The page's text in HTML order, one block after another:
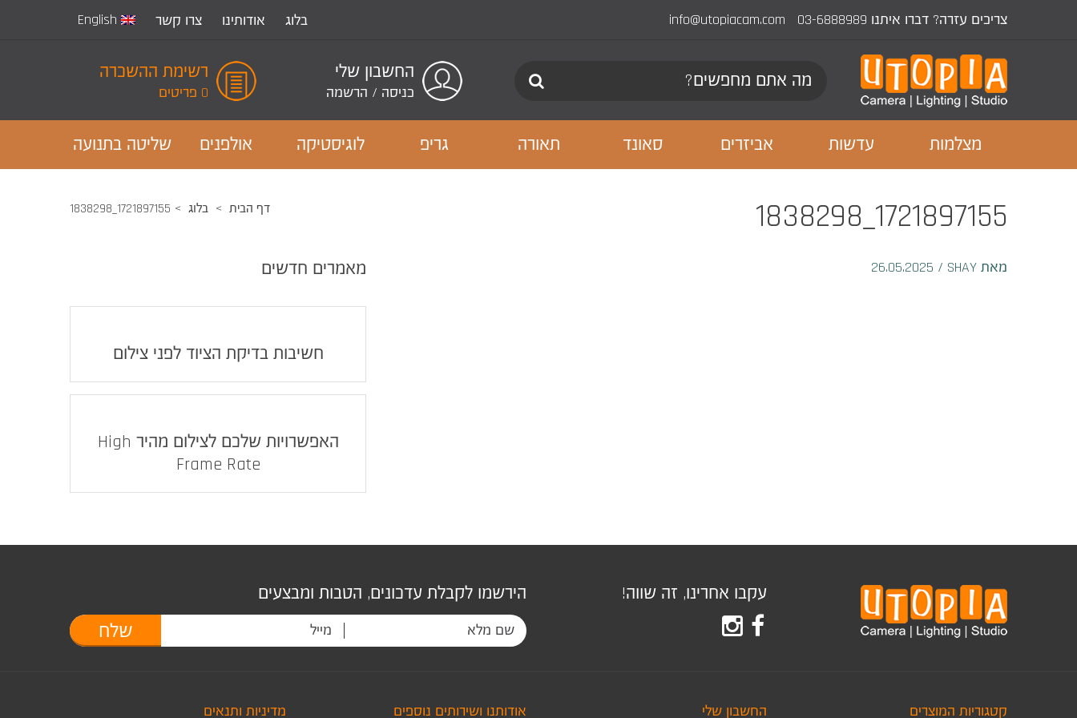
צריכים עזרה? דברו איתנו 03-6888989
info@utopiacam.com בלוג אודותינו צרו קשר English
החשבון שלי
כניסה / הרשמה
רשימת ההשכרה
0 פריטים
מצלמות עדשות אביזרים סאונד תאורה גריפ לוגיסטיקה אולפנים שליטה בתנועה
1721897155_1838298 דף הבית בלוג 1721897155_1838298
מאת SHAY / מאמרים חדשים
חשיבות בדיקת הציוד לפני צילום
האפשרויות שלכם לצילום מהיר High
Frame Rate
עקבו אחרינו, זה שווה! הירשמו לקבלת עדכונים, הטבות ומבצעים
שלח
קטגוריות המוצרים החשבון שלי אודותנו ושירותים נוספים מדיניות ותנאים